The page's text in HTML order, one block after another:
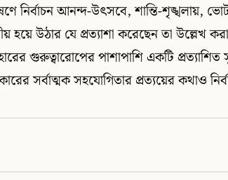
নির্বাচন আনন্দ-উৎসবে, শান্তি-শৃঙ্খলায়,
হয়ে উঠার যে প্রত্যাশা করেছেন তা উল্লেখ
গুরুত্বারোপের পাশাপাশি একটি
সর্বাত্মক সহযোগিতার প্রত্যয়ের কথাও